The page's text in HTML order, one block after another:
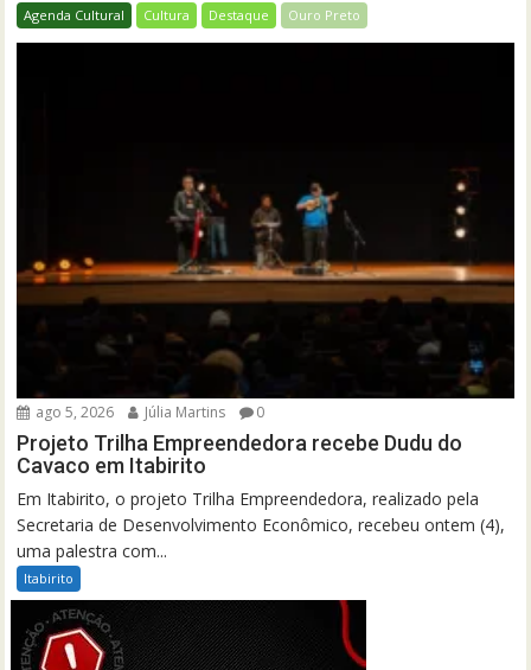
Agenda Cultural Cultura Destaque Ouro Preto
ago 5, 2026 Júlia Martins 0
Projeto Trilha Empreendedora recebe Dudu do
Cavaco em Itabirito
Em Itabirito, o projeto Trilha Empreendedora, realizado pela
Secretaria de Desenvolvimento Econômico, recebeu ontem (4),
uma palestra com...
Itabirito